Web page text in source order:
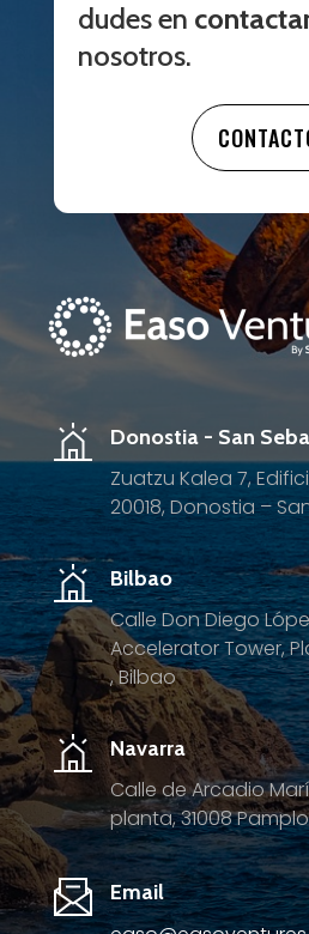
dudes en
nosotros.
Donostia - San
Zuatzu Kalea 7,
20018, Donostia –
Bilbao
Calle Don Diego
Accelerator Tower,
, Bilbao
Navarra
Calle de Arcadio
planta, 31008
Email